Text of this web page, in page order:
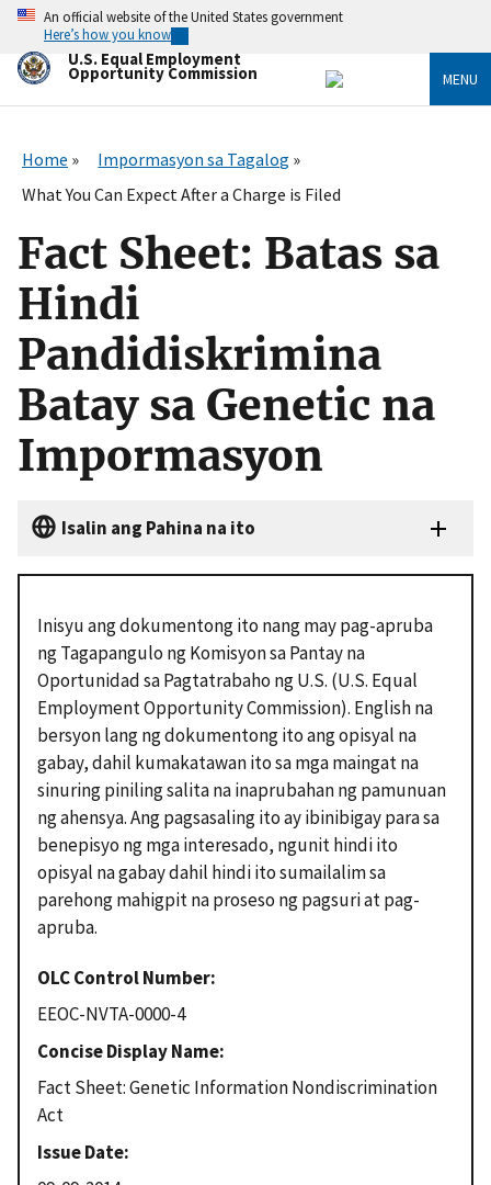
Skip
main
content
An official website of the United States government
Here’s how you know
U.S. Equal Employment
Opportunity Commission MENU
Home
Impormasyon sa Tagalog
What You Can Expect After a Charge is Filed
Fact Sheet: Batas sa
Hindi
Pandidiskrimina
Batay sa Genetic na
Impormasyon
Isalin ang Pahina na ito
Inisyu ang dokumentong ito nang may pag-apruba
ng Tagapangulo ng Komisyon sa Pantay na
Oportunidad sa Pagtatrabaho ng U.S. (U.S. Equal
Employment Opportunity Commission). English na
bersyon lang ng dokumentong ito ang opisyal na
gabay, dahil kumakatawan ito sa mga maingat na
sinuring piniling salita na inaprubahan ng pamunuan
ng ahensya. Ang pagsasaling ito ay ibinibigay para sa
benepisyo ng mga interesado, ngunit hindi ito
opisyal na gabay dahil hindi ito sumailalim sa
parehong mahigpit na proseso ng pagsuri at pag-
apruba.
OLC Control Number
EEOC-NVTA-0000-4
Concise Display Name
Fact Sheet: Genetic Information Nondiscrimination
Act
Issue Date